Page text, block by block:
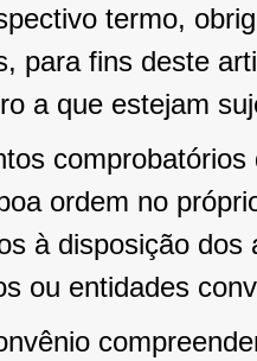
termo,
para fins deste
a que estejam
ordem no
à disposição
ou entidades